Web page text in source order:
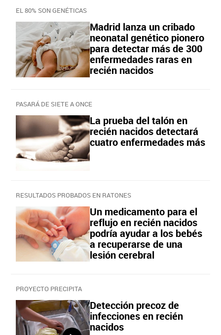
EL 80% SON GENÉTICAS
Madrid lanza un cribado
neonatal genético pionero
para detectar más de 300
enfermedades raras en
recién nacidos
PASARÁ DE SIETE A ONCE
La prueba del talón en
recién nacidos detectará
cuatro enfermedades más
RESULTADOS PROBADOS EN RATONES
Un medicamento para el
reflujo en recién nacidos
podría ayudar a los bebés
a recuperarse de una
lesión cerebral
PROYECTO PRECIPITA
Detección precoz de
infecciones en recién
nacidos